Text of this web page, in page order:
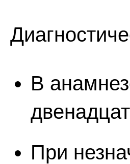
В
При